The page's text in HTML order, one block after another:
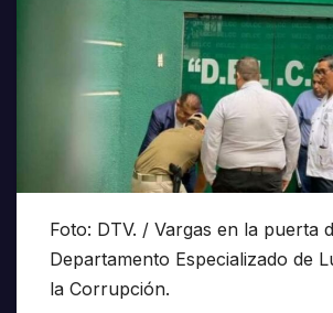
Foto: DTV. / Vargas en la puerta
Departamento Especializado de
la Corrupción.